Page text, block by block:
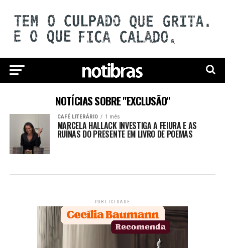
NOTÍCIAS SOBRE "EXCLUSÃO"
CAFÉ LITERÁRIO 1 mês
MARCELA HALLACK INVESTIGA A FEIURA E AS
RUÍNAS DO PRESENTE EM LIVRO DE POEMAS
PUBLICIDADE